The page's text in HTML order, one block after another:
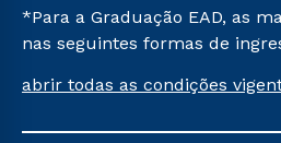
*Para a Graduação EAD, as
nas seguintes formas de
Já para as demais, a taxa de
abrir todas as condições